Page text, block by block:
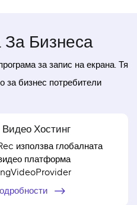
Бизнеса
за запис на екрана. Тя
за бизнес потребители
Хостинг
използва глобалната
платформа